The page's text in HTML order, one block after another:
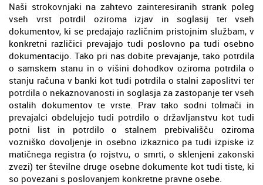
Naši strokovnjaki na zahtevo zainteresiranih strank poleg
vseh vrst potrdil oziroma izjav in soglasij ter vseh
dokumentov, ki se predajajo različnim pristojnim službam, v
konkretni različici prevajajo tudi poslovno pa tudi osebno
dokumentacijo. Tako pri nas dobite prevajanje, tako potrdila
o samskem stanu in o višini dohodkov oziroma potrdila o
stanju računa v banki kot tudi potrdila o stalni zaposlitvi ter
potrdila o nekaznovanosti in soglasja za zastopanje ter vseh
ostalih dokumentov te vrste. Prav tako sodni tolmači in
prevajalci obdelujejo tudi potrdilo o državljanstvu kot tudi
potni list in potrdilo o stalnem prebivališču oziroma
vozniško dovoljenje in osebno izkaznico pa tudi izpiske iz
matičnega registra (o rojstvu, o smrti, o sklenjeni zakonski
zvezi) ter številne druge osebne dokumente kot tudi tiste, ki
so povezani s poslovanjem konkretne pravne osebe.